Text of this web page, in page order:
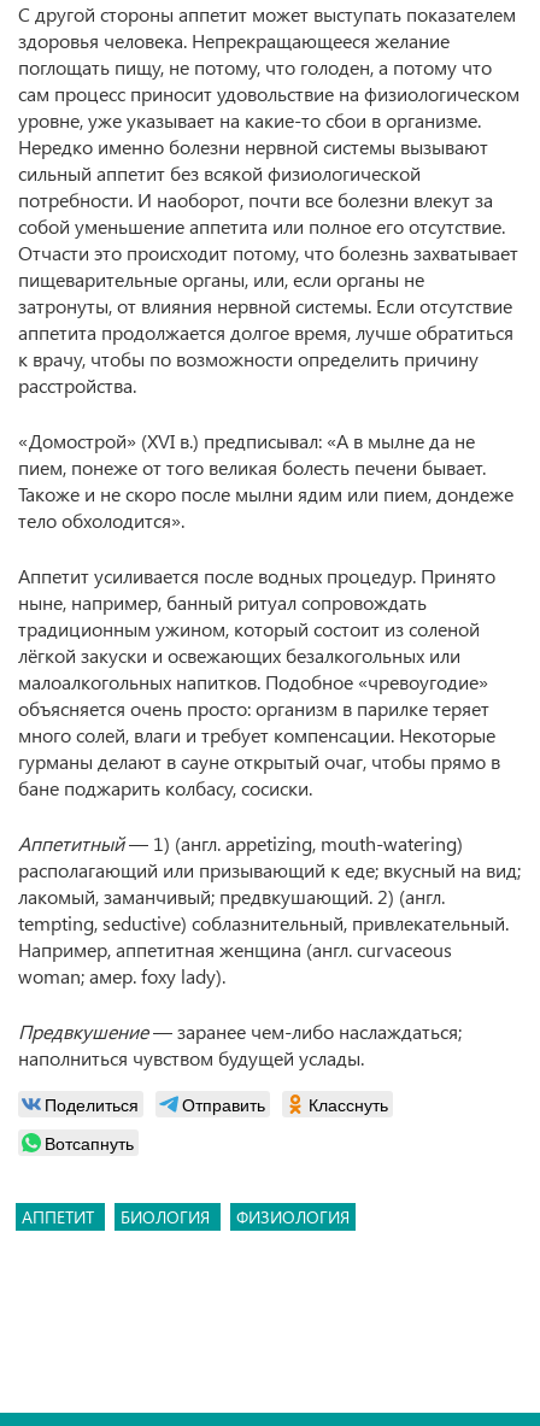
С другой стороны аппетит может выступать показателем
здоровья человека. Непрекращающееся желание
поглощать пищу, не потому, что голоден, а потому что
сам процесс приносит удовольствие на физиологическом
уровне, уже указывает на какие-то сбои в организме.
Нередко именно болезни нервной системы вызывают
сильный аппетит без всякой физиологической
потребности. И наоборот, почти все болезни влекут за
собой уменьшение аппетита или полное его отсутствие.
Отчасти это происходит потому, что болезнь захватывает
пищеварительные органы, или, если органы не
затронуты, от влияния нервной системы. Если отсутствие
аппетита продолжается долгое время, лучше обратиться
к врачу, чтобы по возможности определить причину
расстройства.
«Домострой» (XVI в.) предписывал: «А в мылне да не
пием, понеже от того великая болесть печени бывает.
Такоже и не скоро после мылни ядим или пием, дондеже
тело обхолодится».
Аппетит усиливается после водных процедур. Принято
ныне, например, банный ритуал сопровождать
традиционным ужином, который состоит из соленой
лёгкой закуски и освежающих безалкогольных или
малоалкогольных напитков. Подобное «чревоугодие»
объясняется очень просто: организм в парилке теряет
много солей, влаги и требует компенсации. Некоторые
гурманы делают в сауне открытый очаг, чтобы прямо в
бане поджарить колбасу, сосиски.
Аппетитный— 1) (англ. appetizing, mouth-watering)
располагающий или призывающий к еде; вкусный на вид;
лакомый, заманчивый; предвкушающий. 2) (англ.
tempting, seductive) соблазнительный, привлекательный.
Например, аппетитная женщина (англ. curvaceous
woman; амер. foxy lady).
Предвкушение— заранее чем-либо наслаждаться;
наполниться чувством будущей услады.
Поделиться Отправить
Класснуть
Вотсапнуть
АППЕТИТ БИОЛОГИЯ ФИЗИОЛОГИЯ